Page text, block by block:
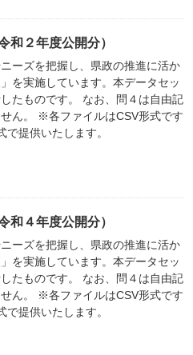
和２年度公開分）
ーズを把握し、県政の推進に活か
を実施しています。本データセッ
たものです。 なお、問４は自由記
ん。 ※各ファイルはCSV形式です
提供いたします。
和４年度公開分）
ーズを把握し、県政の推進に活か
を実施しています。本データセッ
たものです。 なお、問４は自由記
ん。 ※各ファイルはCSV形式です
提供いたします。